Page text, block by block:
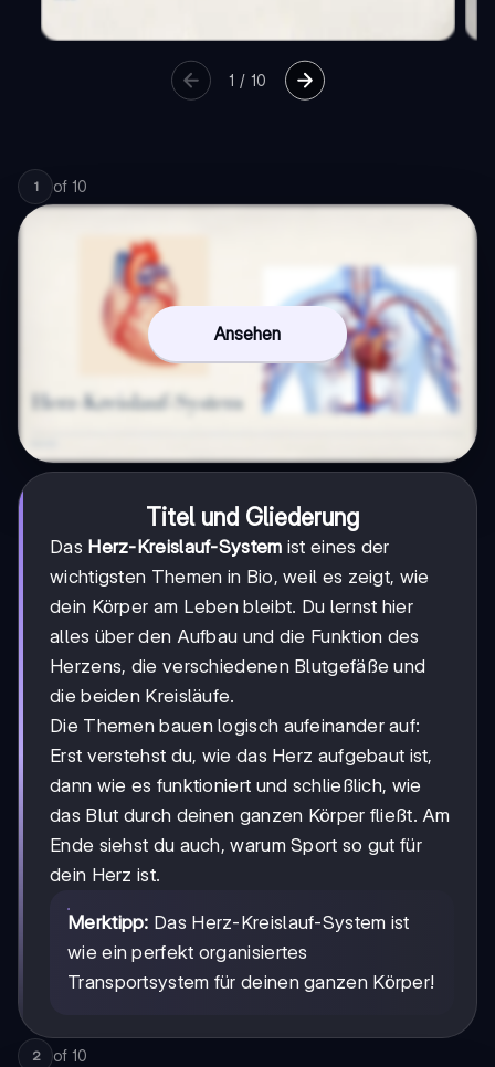
1 / 10
1 of 10
Ansehen
Titel und Gliederung
Das Herz-Kreislauf-System ist eines der
wichtigsten Themen in Bio, weil es zeigt, wie
dein Körper am Leben bleibt. Du lernst hier
alles über den Aufbau und die Funktion des
Herzens, die verschiedenen Blutgefäße und
die beiden Kreisläufe.
Die Themen bauen logisch aufeinander auf:
Erst verstehst du, wie das Herz aufgebaut ist,
dann wie es funktioniert und schließlich, wie
das Blut durch deinen ganzen Körper fließt. Am
Ende siehst du auch, warum Sport so gut für
dein Herz ist.
Merktipp: Das Herz-Kreislauf-System ist
wie ein perfekt organisiertes
Transportsystem für deinen ganzen Körper!
2 of 10